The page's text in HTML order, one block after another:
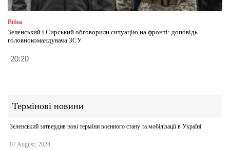
Війна
Зеленський і Сирський обговорили ситуацію на фронті: доповідь
головнокомандувача ЗСУ
20:20
Термінові новини
Зеленський затвердив нові терміни воєнного стану та мобілізації в Україні
07 August, 2024